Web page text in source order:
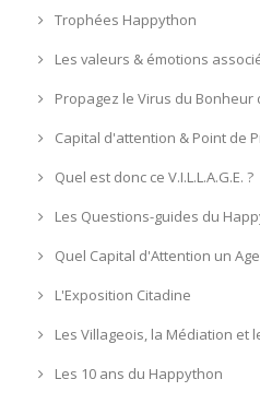
Trophées Happython
Les valeurs & émotions
Propagez le Virus du Bonheur
Capital d'attention & Point de
Quel est donc ce V.I.L.L.A.G.E. ?
Les Questions-guides du
Quel Capital d'Attention un
L'Exposition Citadine
Les Villageois, la Médiation et
Les 10 ans du Happython